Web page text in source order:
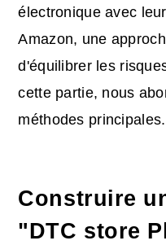
électronique avec
Amazon, une
d'équilibrer les
cette partie, nous
méthodes principales.
Construire
"DTC store